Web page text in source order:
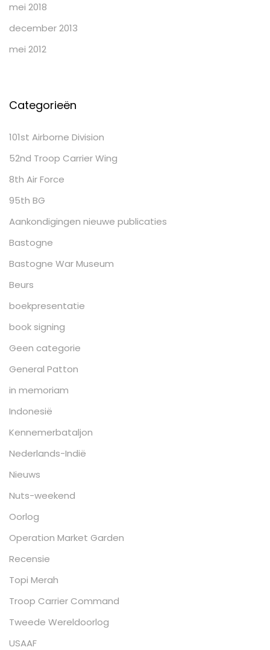
mei 2018
december 2013
mei 2012
Categorieën
101st Airborne Division
52nd Troop Carrier Wing
8th Air Force
95th BG
Aankondigingen nieuwe publicaties
Bastogne
Bastogne War Museum
Beurs
boekpresentatie
book signing
Geen categorie
General Patton
in memoriam
Indonesië
Kennemerbataljon
Nederlands-Indië
Nieuws
Nuts-weekend
Oorlog
Operation Market Garden
Recensie
Topi Merah
Troop Carrier Command
Tweede Wereldoorlog
USAAF